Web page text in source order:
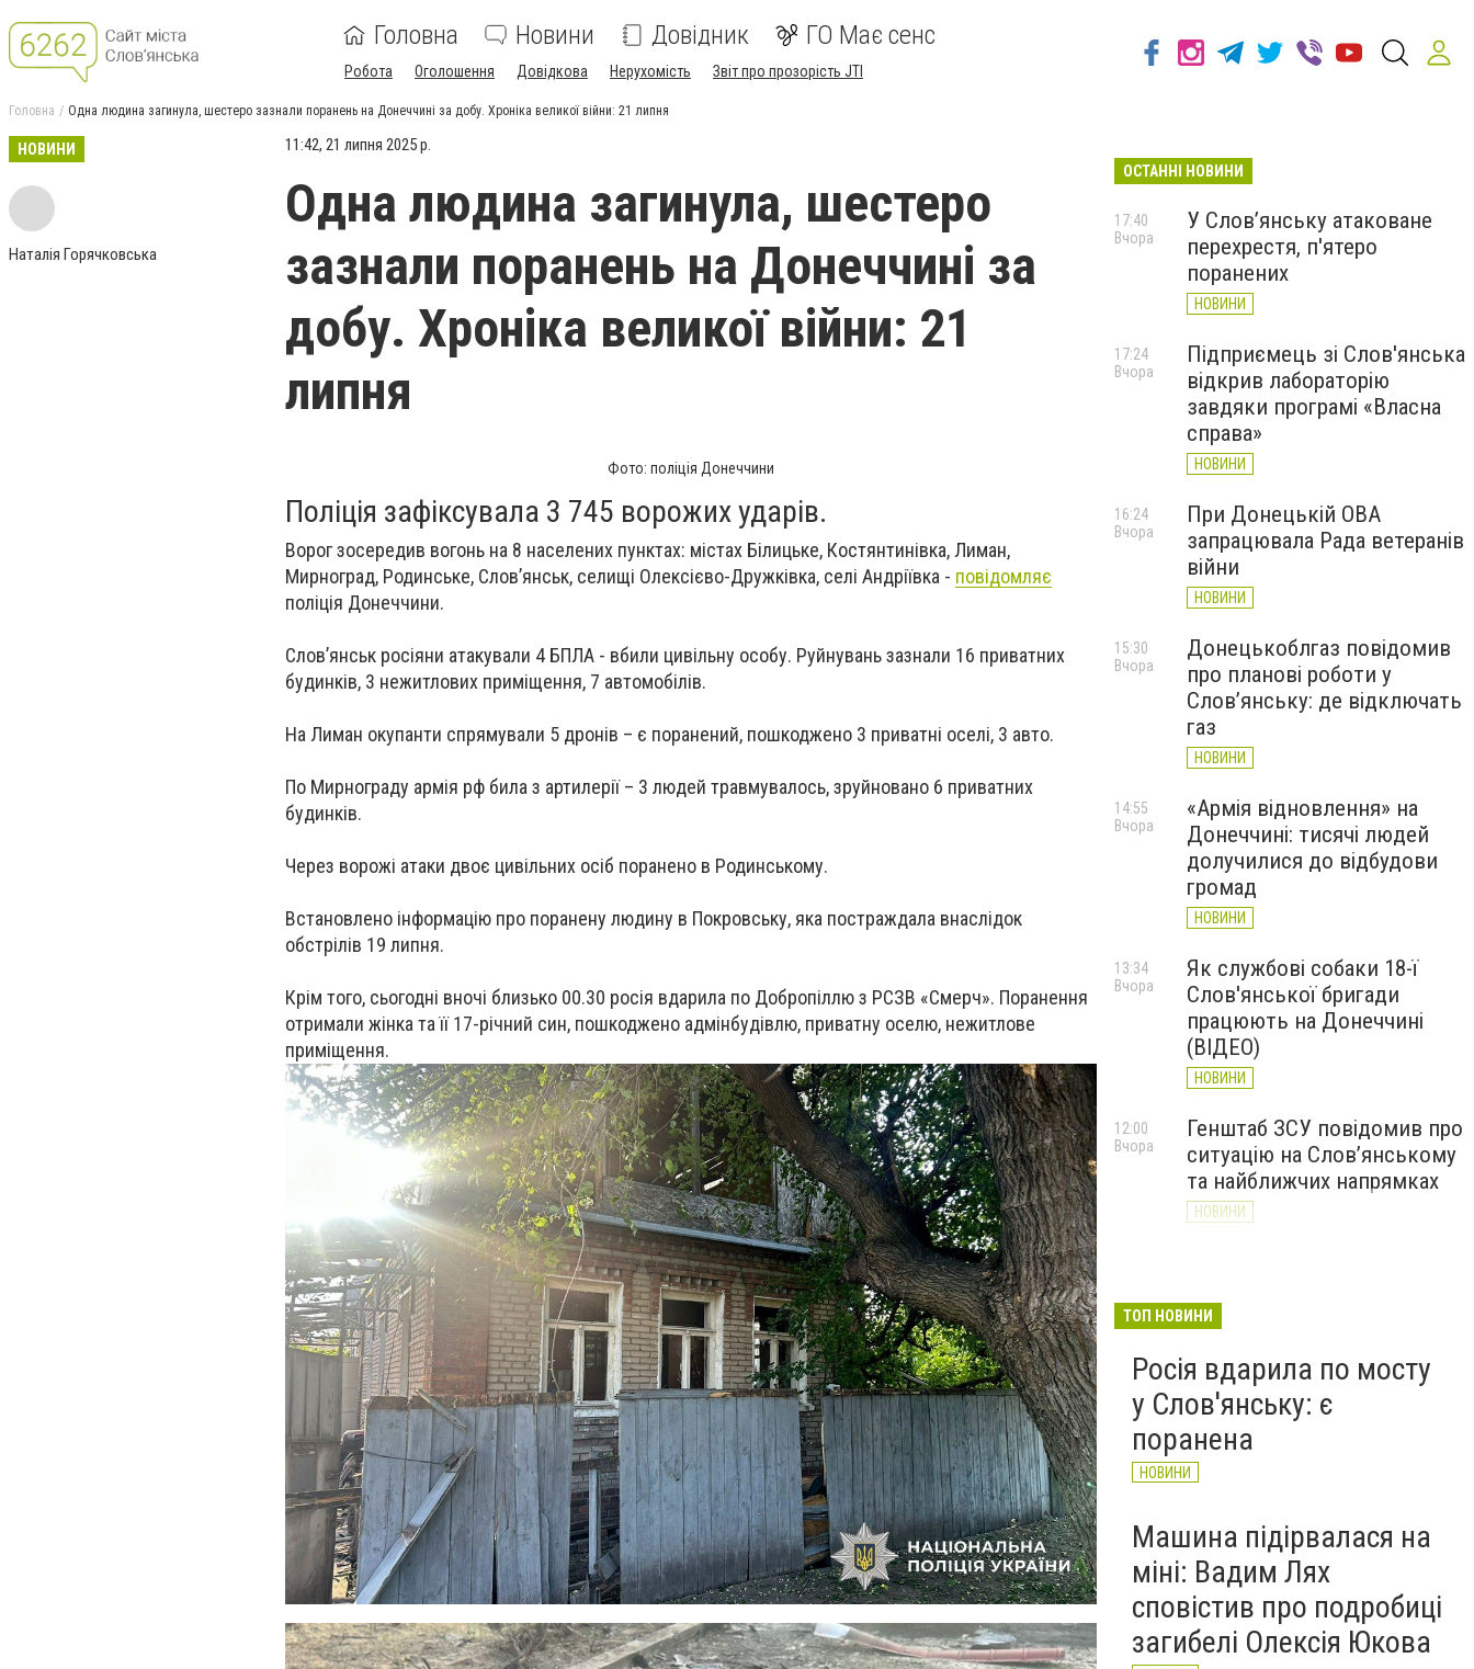
Головна Новини Довідник ГО Має сенс
Робота Оголошення Довідкова Нерухомість Звіт про прозорість JTI
Головна Одна людина загинула, шестеро зазнали поранень на Донеччині за добу. Хроніка великої війни: 21 липня
НОВИНИ
Наталія Горячковська
11:42, 21 липня 2025 р.
Одна людина загинула, шестеро
зазнали поранень на Донеччині за
добу. Хроніка великої війни: 21
липня
Фото: поліція Донеччини
Поліція зафіксувала 3 745 ворожих ударів.
Ворог зосередив вогонь на 8 населених пунктах: містах Білицьке, Костянтинівка, Лиман,
Мирноград, Родинське, Слов’янськ, селищі Олексієво-Дружківка, селі Андріївка - повідомляє
поліція Донеччини.
Слов’янськ росіяни атакували 4 БПЛА - вбили цивільну особу. Руйнувань зазнали 16 приватних
будинків, 3 нежитлових приміщення, 7 автомобілів.
На Лиман окупанти спрямували 5 дронів – є поранений, пошкоджено 3 приватні оселі, 3 авто.
По Мирнограду армія рф била з артилерії – 3 людей травмувалось, зруйновано 6 приватних
будинків.
Через ворожі атаки двоє цивільних осіб поранено в Родинському.
Встановлено інформацію про поранену людину в Покровську, яка постраждала внаслідок
обстрілів 19 липня.
Крім того, сьогодні вночі близько 00.30 росія вдарила по Добропіллюз РСЗВ «Смерч». Поранення
отримали жінка та її 17-річний син, пошкоджено адмінбудівлю, приватну оселю, нежитлове
приміщення.
ОСТАННІ НОВИНИ
У Слов’янську атаковане
перехрестя, п'ятеро
поранених
НОВИНИ
17:40
Вчора
Підприємець зі Слов'янська
відкрив лабораторію
завдяки програмі «Власна
справа»
НОВИНИ
17:24
Вчора
При Донецькій ОВА
запрацювала Рада ветеранів
війни
НОВИНИ
16:24
Вчора
Донецькоблгаз повідомив
про планові роботи у
Слов’янську: де відключать
газ
НОВИНИ
15:30
Вчора
«Армія відновлення» на
Донеччині: тисячі людей
долучилися до відбудови
громад
НОВИНИ
14:55
Вчора
Як службові собаки 18-ї
Слов'янської бригади
працюють на Донеччині
(ВІДЕО)
НОВИНИ
13:34
Вчора
Генштаб ЗСУ повідомив про
ситуацію на Слов’янському
та найближчих напрямках
НОВИНИ
12:00
Вчора
великої війни: 7 серпня
ТОП НОВИНИ
Росія вдарила по мосту
у Слов'янську: є
поранена
НОВИНИ
Машина підірвалася на
міні: Вадим Лях
сповістив про подробиці
загибелі Олексія Юкова